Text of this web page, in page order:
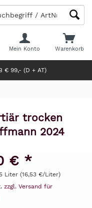
€ 99,- (D + AT)
Warenkorb
Mein Konto
trocken
2024
€ *
Liter (16,53 €/Liter)
zzgl. Versand für